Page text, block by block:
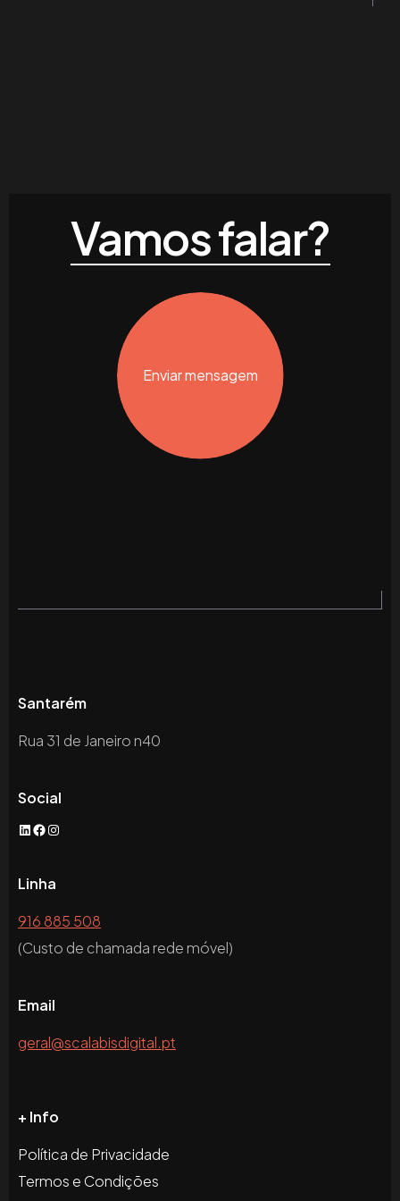
Vamos falar?
Enviar mensagem
Santarém
Rua 31 de Janeiro n40
Social
Linha
916 885 508
(Custo de chamada rede móvel)
Email
geral@scalabisdigital.pt
+ Info
Política de Privacidade
Termos e Condições